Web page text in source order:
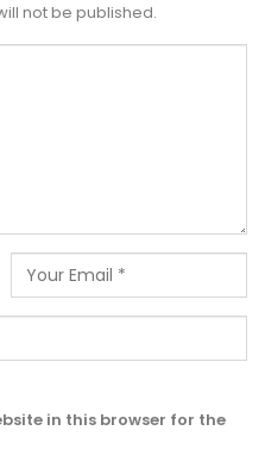
not be published.
in this browser for the